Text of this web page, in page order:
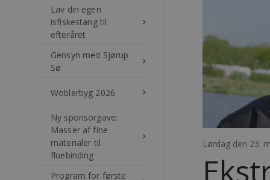
Lav din egen
isfiskestang til
efteråret
keyboard_arrow_right
Gensyn med Sjørup
Sø
keyboard_arrow_right
Woblerbyg 2026 keyboard_arrow_right
Ny sponsorgave:
Masser af fine
materialer til
fluebinding
keyboard_arrow_right
Program for første
Lørdag den 23.